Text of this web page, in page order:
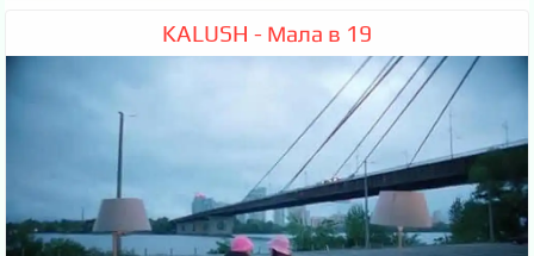
KALUSH - Мала в 19